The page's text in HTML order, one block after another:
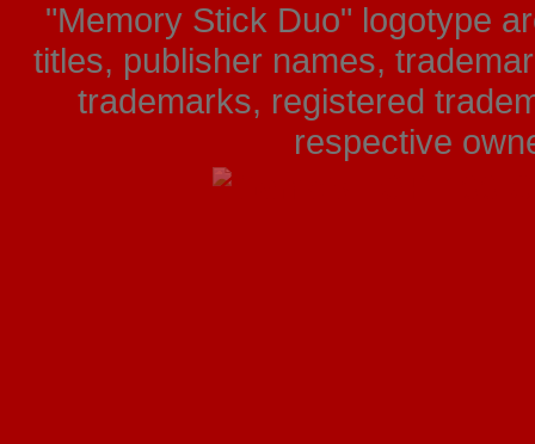
"Memory Stick Duo" logotype
titles, publisher names,
trademarks, registered
respective